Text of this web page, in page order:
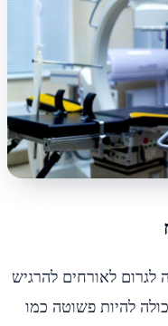
לאורחים להרגיש
להיות פשוטה כמו